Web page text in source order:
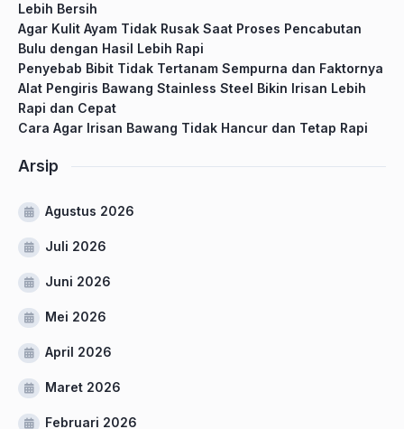
Lebih Bersih
Agar Kulit Ayam Tidak Rusak Saat Proses Pencabutan
Bulu dengan Hasil Lebih Rapi
Penyebab Bibit Tidak Tertanam Sempurna dan Faktornya
Alat Pengiris Bawang Stainless Steel Bikin Irisan Lebih
Rapi dan Cepat
Cara Agar Irisan Bawang Tidak Hancur dan Tetap Rapi
Arsip
Agustus 2026
Juli 2026
Juni 2026
Mei 2026
April 2026
Maret 2026
Februari 2026